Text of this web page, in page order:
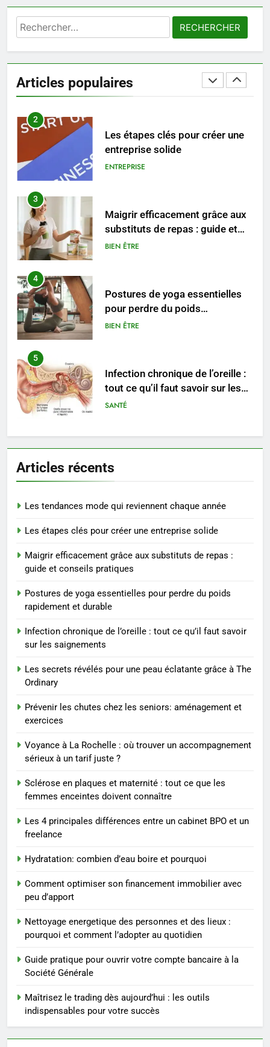
Rechercher :
Articles populaires
1
Les tendances mode qui
MODE
2
ENTREPRISE
conseils pratiques
BIEN ÊTRE
rapidement et durable
5
saignements
6
SANTÉ
Prévenir les chutes chez les
seniors: aménagement et
8
Voyance à La Rochelle : où
trouver un accompagnement
Les tendances mode qui
Les étapes clés pour créer une
entreprise solide
ENTREPRISE
Maigrir efficacement grâce aux
conseils pratiques
BIEN ÊTRE
pour perdre du poids
rapidement et durable
BIEN ÊTRE
5
tout ce qu’il faut savoir sur les
saignements
Articles récents
Les tendances mode qui reviennent chaque année
Les étapes clés pour créer une entreprise solide
Maigrir efficacement grâce aux substituts de repas :
guide et conseils pratiques
Postures de yoga essentielles pour perdre du poids
rapidement et durable
Infection chronique de l’oreille : tout ce qu’il faut savoir
sur les saignements
Les secrets révélés pour une peau éclatante grâce à The
Ordinary
Prévenir les chutes chez les seniors: aménagement et
exercices
Voyance à La Rochelle : où trouver un accompagnement
sérieux à un tarif juste ?
Sclérose en plaques et maternité : tout ce que les
femmes enceintes doivent connaître
Les 4 principales différences entre un cabinet BPO et un
freelance
Hydratation: combien d’eau boire et pourquoi
Comment optimiser son financement immobilier avec
peu d’apport
Nettoyage energetique des personnes et des lieux :
pourquoi et comment l’adopter au quotidien
Guide pratique pour ouvrir votre compte bancaire à la
Société Générale
Maîtrisez le trading dès aujourd’hui : les outils
indispensables pour votre succès